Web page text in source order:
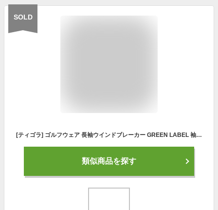
SOLD
[ティゴラ] ゴルフウェア 長袖ウインドブレーカー GREEN LABEL 袖脱着可能2WAYウィンドジャケット TR-1W1501F2W 3Lメンズ(XO) ネイビー
類似商品を探す